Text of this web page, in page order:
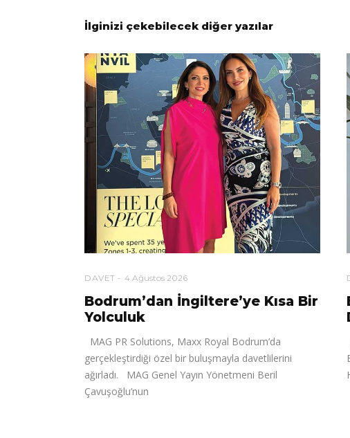
İlginizi çekebilecek diğer yazılar
DAVET 4 Ağustos 2026
Bodrum’dan İngiltere’ye Kısa Bir
Yolculuk
MAG PR Solutions, Maxx Royal Bodrum’da
gerçekleştirdiği özel bir buluşmayla davetlilerini
ağırladı. MAG Genel Yayın Yönetmeni Beril
Çavuşoğlu’nun